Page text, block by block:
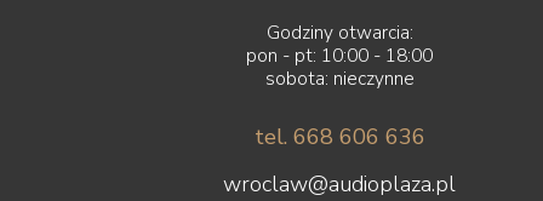
Godziny otwarcia:
pon - pt: 10:00 - 18:00
sobota: nieczynne
tel. 668 606 636
wroclaw@audioplaza.pl